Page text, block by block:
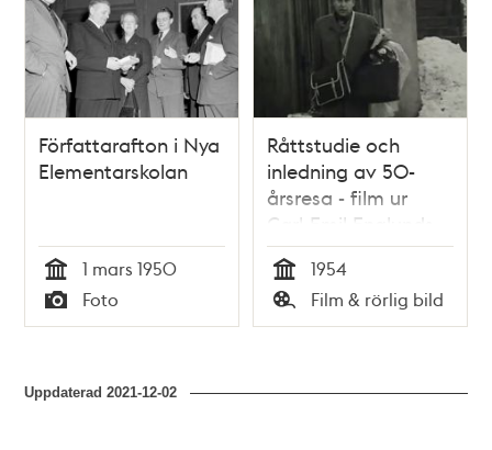
Författarafton i Nya
Elementarskolan
Tid
1 mars 1950
Typ
Foto
Råttstudie och
inledning av 50-
årsresa - film ur
Carl-Emil Englunds
samling
Tid
1954
Typ
Film & rörlig bild
Uppdaterad2021-12-02